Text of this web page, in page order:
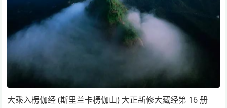
大乘入楞伽经 (斯里兰卡楞伽山) 大正新修大藏经第 16 册